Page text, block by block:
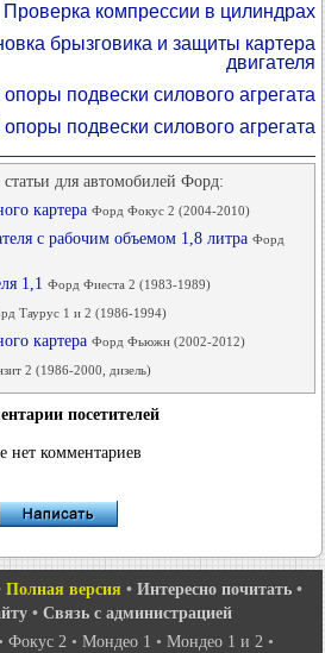
Проверка компрессии в цилиндрах
брызговика и защиты картера
двигателя
подвески силового агрегата
подвески силового агрегата
для автомобилей Форд:
картера Форд Фокус 2 (2004-2010)
с рабочим объемом 1,8 литра Форд
1,1 Форд Фиеста 2 (1983-1989)
Таурус 1 и 2 (1986-1994)
картера Форд Фьюжн (2002-2012)
2 (1986-2000, дизель)
посетителей
нет комментариев
Полная версия • Интересно почитать •
• Связь с администрацией
• Фокус 2 • Мондео 1 • Мондео 1 и 2 •